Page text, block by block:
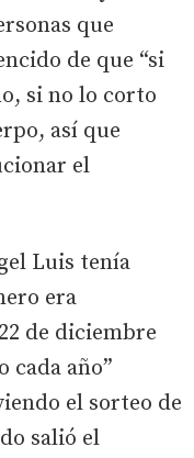
que
de que “si
si no lo corto
así que
el
Luis tenía
era
de diciembre
cada año”
el sorteo de
salió el